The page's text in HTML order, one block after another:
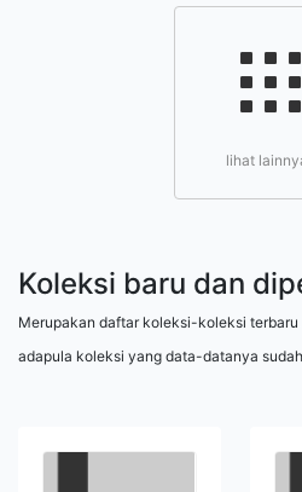
lihat
Koleksi baru dan
Merupakan daftar koleksi-koleksi
adapula koleksi yang data-datanya